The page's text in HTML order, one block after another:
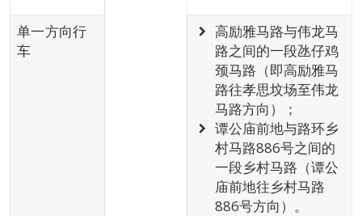
单一方向行
车
高励雅马路与伟龙马
路之间的一段氹仔鸡
颈马路（即高励雅马
路往孝思坟场至伟龙
马路方向）；
谭公庙前地与路环乡
村马路886号之间的
一段乡村马路（谭公
庙前地往乡村马路
886号方向）。